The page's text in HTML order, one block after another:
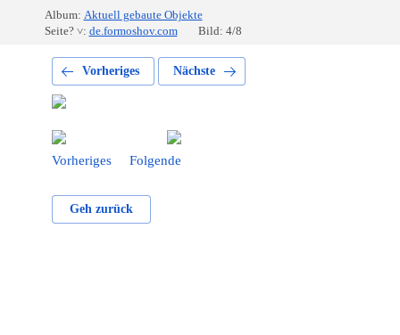
Album: Aktuell gebaute Objekte
Seite? ˅: de.formoshov.com Bild: 4/8
Vorheriges Nächste
Vorheriges Folgende
Geh zurück